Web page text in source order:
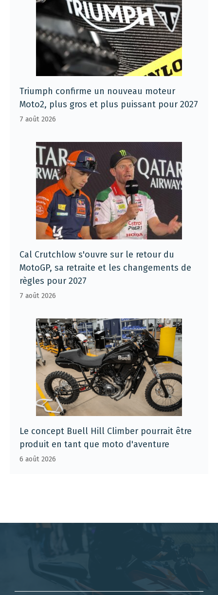
Triumph confirme un nouveau moteur
Moto2, plus gros et plus puissant pour 2027
7 août 2026
Cal Crutchlow s'ouvre sur le retour du
MotoGP, sa retraite et les changements de
règles pour 2027
7 août 2026
Le concept Buell Hill Climber pourrait être
produit en tant que moto d'aventure
6 août 2026